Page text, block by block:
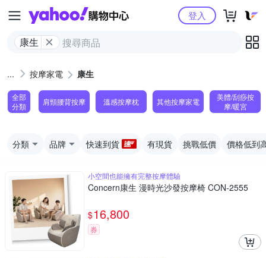
Yahoo購物中心
康生
登入
按摩家電 康生
全部
分類
肩頸腰背按摩 溫感按摩枕 其他按摩家電
美體/刮痧按
摩/暖宮
分類 品牌 快速到貨 有現貨 挑戰低價 價格低到
小空間也能擁有完整按摩體驗
Concern康生 漫時光沙發按摩椅 CON-2555
$16,800
券